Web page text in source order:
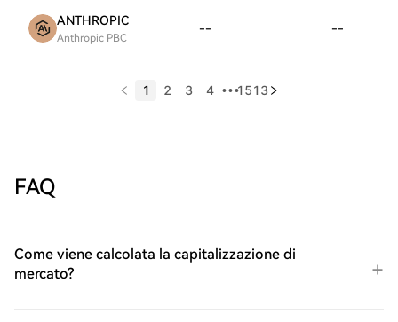
ANTHROPIC
Anthropic PBC
-- --
1 2 3 4 •••1513
FAQ
Come viene calcolata la capitalizzazione di
mercato?